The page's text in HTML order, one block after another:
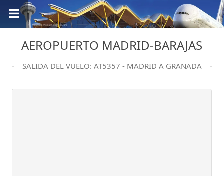
AEROPUERTO MADRID-BARAJAS
SALIDA DEL VUELO: AT5357 - MADRID A GRANADA